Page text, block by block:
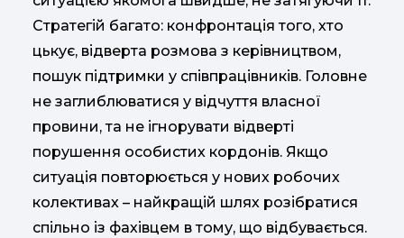
Стратегій багато: конфронтація того, хто
цькує, відверта розмова з керівництвом,
пошук підтримки у співпрацівників. Головне
не заглиблюватися у відчуття власної
провини, та не ігнорувати відверті
порушення особистих кордонів. Якщо
ситуація повторюється у нових робочих
колективах – найкращій шлях розібратися
спільно із фахівцем в тому, що відбувається.